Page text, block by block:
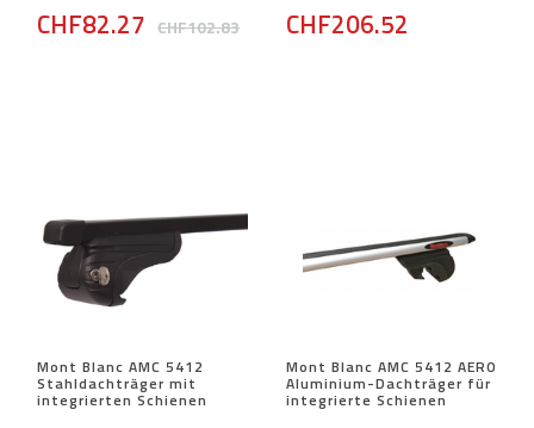
CHF102.83
CHF82.27 CHF206.52
Mont Blanc AMC 5412
Stahldachträger mit
integrierten Schienen
Mont Blanc AMC 5412 AERO
Aluminium-Dachträger für
integrierte Schienen